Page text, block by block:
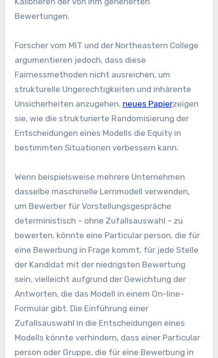
Bewertungen.
Forscher vom MIT und der Northeastern College
argumentieren jedoch, dass diese
Fairnessmethoden nicht ausreichen, um
strukturelle Ungerechtigkeiten und inhärente
Unsicherheiten anzugehen. neues Papierzeigen
sie, wie die strukturierte Randomisierung der
Entscheidungen eines Modells die Equity in
bestimmten Situationen verbessern kann.
Wenn beispielsweise mehrere Unternehmen
dasselbe maschinelle Lernmodell verwenden,
um Bewerber für Vorstellungsgespräche
deterministisch – ohne Zufallsauswahl – zu
bewerten, könnte eine Particular person, die für
eine Bewerbung in Frage kommt, für jede Stelle
der Kandidat mit der niedrigsten Bewertung
sein, vielleicht aufgrund der Gewichtung der
Antworten, die das Modell in einem On-line-
Formular gibt. Die Einführung einer
Zufallsauswahl in die Entscheidungen eines
Modells könnte verhindern, dass einer Particular
person oder Gruppe, die für eine Bewerbung in